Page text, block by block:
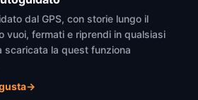
dal GPS, con storie lungo il
vuoi, fermati e riprendi in qualsiasi
la quest funziona
→